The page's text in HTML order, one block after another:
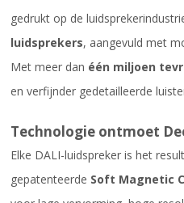
gedrukt op de
luidsprekers, aangevuld met
Met meer dan één miljoen
en verfijnder gedetailleerde
Technologie ontmoet
Elke DALI-luidspreker is het
gepatenteerde Soft Magnetic